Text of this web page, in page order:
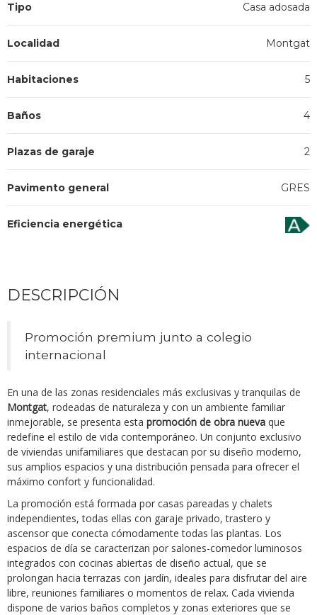
Tipo Casa adosada
Localidad Montgat
Habitaciones 5
Baños 4
Plazas de garaje 2
Pavimento general GRES
Eficiencia energética
DESCRIPCIÓN
Promoción premium junto a colegio
internacional
En una de las zonas residenciales más exclusivas y tranquilas de
Montgat, rodeadas de naturaleza y con un ambiente familiar
inmejorable, se presenta esta promoción de obra nueva que
redefine el estilo de vida contemporáneo. Un conjunto exclusivo
de viviendas unifamiliares que destacan por su diseño moderno,
sus amplios espacios y una distribución pensada para ofrecer el
máximo confort y funcionalidad.
La promoción está formada por casas pareadas y chalets
independientes, todas ellas con garaje privado, trastero y
ascensor que conecta cómodamente todas las plantas. Los
espacios de día se caracterizan por salones-comedor luminosos
integrados con cocinas abiertas de diseño actual, que se
prolongan hacia terrazas con jardín, ideales para disfrutar del aire
libre, reuniones familiares o momentos de relax. Cada vivienda
dispone de varios baños completos y zonas exteriores que se